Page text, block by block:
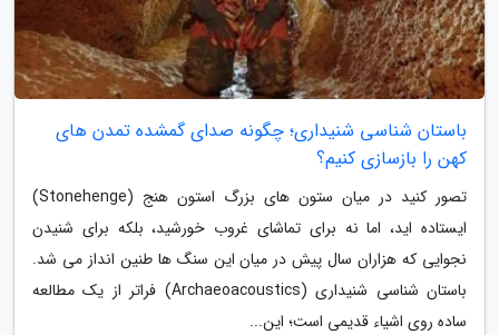
باستان شناسی شنیداری؛ چگونه صدای گمشده تمدن های
کهن را بازسازی کنیم؟
تصور کنید در میان ستون های بزرگ استون هنج (Stonehenge)
ایستاده اید، اما نه برای تماشای غروب خورشید، بلکه برای شنیدن
نجوایی که هزاران سال پیش در میان این سنگ ها طنین انداز می شد.
باستان شناسی شنیداری (Archaeoacoustics) فراتر از یک مطالعه
ساده روی اشیاء قدیمی است؛ این...